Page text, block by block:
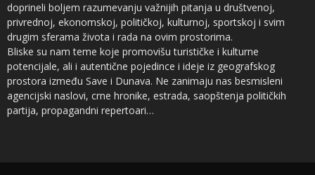
doprineli boljem razumevanju važnijih pitanja u društvenoj,
privrednoj, ekonomskoj, političkoj, kulturnoj, sportskoj i svim
drugim sferama života i rada na ovim prostorima.
Bliske su nam teme koje promovišu turističke i kulturne
potencijale, ali i autentične pojedince i ideje iz geografskog
prostora između Save i Dunava. Ne zanimaju nas besmisleni
agencijski naslovi, crne hronike, estrada, saopštenja političkih
partija, propagandni repertoari…